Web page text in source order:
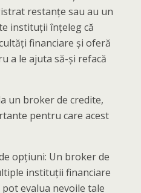
restanțe sau au un
instituții înțeleg că
financiare și oferă
a le ajuta să-și refacă
un broker de credite,
pentru care acest
opțiuni: Un broker de
instituții financiare
evalua nevoile tale